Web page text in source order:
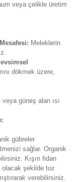
veya çelikle üretim
Meleklerin
dökmek üzere,
veya güneş alan ısı
gübreler
sağlar. Organik
Kışın fidan
olacak şekilde toz
verebilirsiniz.